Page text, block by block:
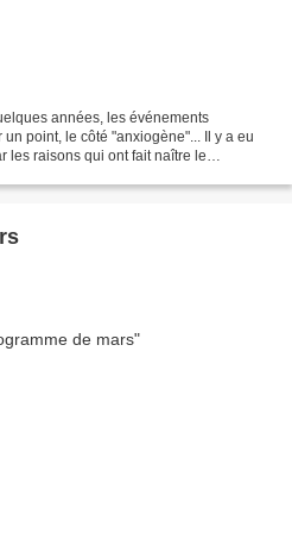
années, les événements
point, le côté "anxiogène"... Il y a eu
les raisons qui ont fait naître le